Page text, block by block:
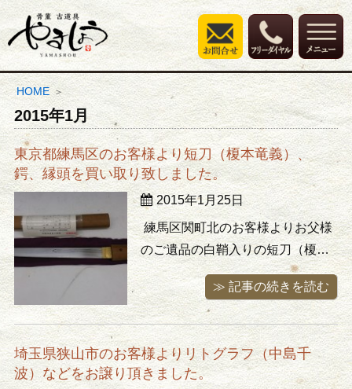
HOME
2015年1月
東京都練馬区のお客様より短刀（榎本竜義）、
鍔、縁頭を買い取り致しました。
2015年1月25日
練馬区関町北のお客様よりお父様
のご遺品の白鞘入りの短刀（榎本
竜義作）、鍔、縁頭などを買い取
りさせて頂きました。手入れの方
法もわからず駄目にしてしまう前
にどなたか大切にしてくれる人に
譲りたいとのことでした。 榎本竜
義は月山貞一門下の無鑑査刀匠で
≫ 記事の続きを読む
埼玉県狭山市のお客様よりリトグラフ（中島千
波）などをお譲り頂きました。